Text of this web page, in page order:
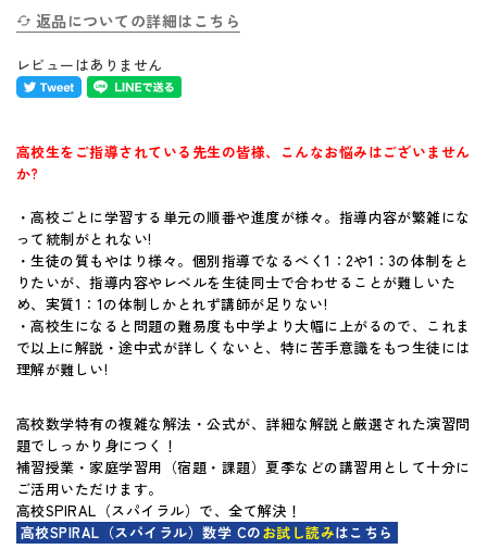
お買い物ガイド
よくあるご質問
体験版・製品資料について
お問い合せ
マイページ
返品についての詳細はこちら
レビューはありません
高校生をご指導されている先生の皆様、こんなお悩みはございません
か?
・高校ごとに学習する単元の順番や進度が様々。指導内容が繁雑にな
って統制がとれない!
・生徒の質もやはり様々。個別指導でなるべく1：2や1：3の体制をと
りたいが、指導内容やレベルを生徒同士で合わせることが難しいた
め、実質1：1の体制しかとれず講師が足りない!
・高校生になると問題の難易度も中学より大幅に上がるので、これま
で以上に解説・途中式が詳しくないと、特に苦手意識をもつ生徒には
理解が難しい!
高校数学特有の複雑な解法・公式が、詳細な解説と厳選された演習問
題でしっかり身につく！
補習授業・家庭学習用（宿題・課題）夏季などの講習用として十分に
ご活用いただけます。
高校SPIRAL（スパイラル）で、全て解決！
高校SPIRAL（スパイラル）数学 Cのお試し読みはこちら